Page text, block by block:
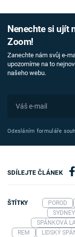
Nenechte si ujít
Zoom!
Zanechte nám svůj e-
upozorníme na to
našeho webu.
Odesláním formuláře
SDÍLEJTE ČLÁNEK
ŠTÍTKY POROD
SYDNEY
SPÁNKOVÁ
REM
LIDSKÝ